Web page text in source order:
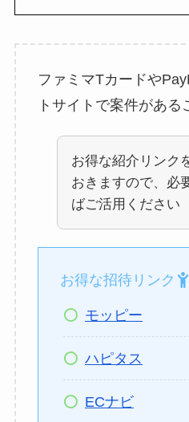
ファミマTカードや
トサイトで案件がある
お得な紹介リンク
おきますので、必
ばご活用ください
お得な招待リンク
モッピー
ハピタス
ECナビ